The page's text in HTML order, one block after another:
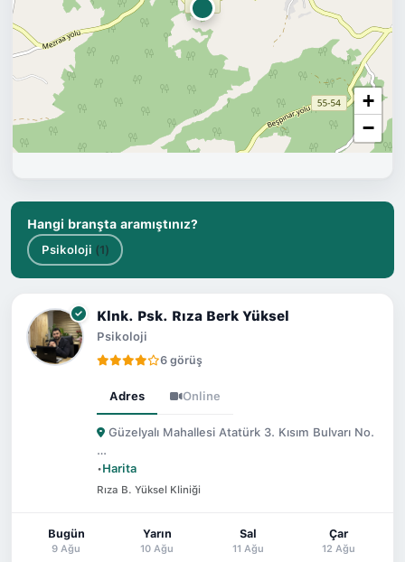
Hangi branşta aramıştınız?
Psikoloji (1)
Klnk. Psk. Rıza Berk Yüksel
Psikoloji
6 görüş
Adres Online
Güzelyalı Mahallesi Atatürk 3. Kısım Bulvarı No.
…
•Harita
Rıza B. Yüksel Kliniği
Bugün
9 Ağu
Yarın
10 Ağu
Sal
11 Ağu
Çar
12 Ağu
+
−